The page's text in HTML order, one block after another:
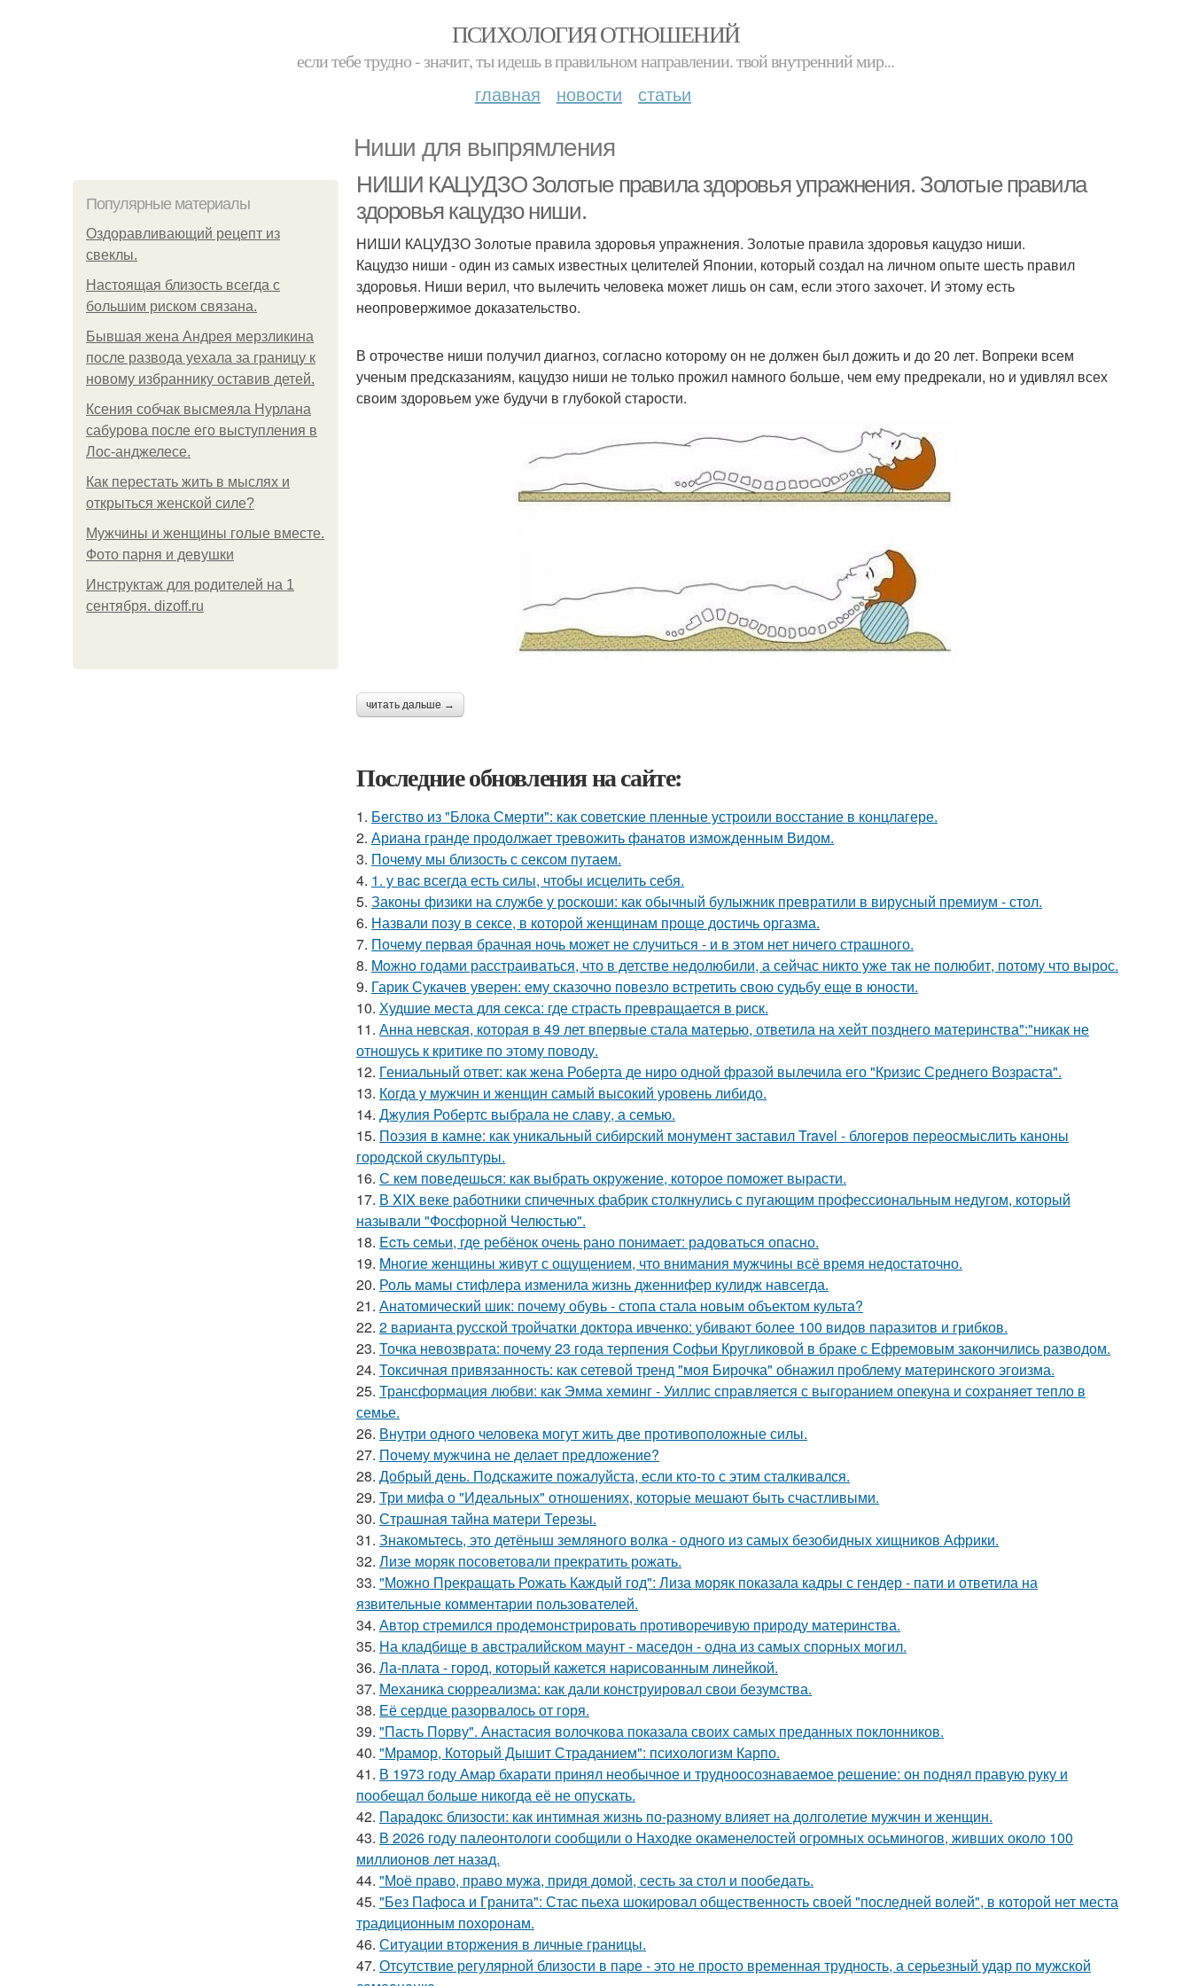
ПСИХОЛОГИЯ ОТНОШЕНИЙ
если тебе трудно - значит, ты идешь в правильном направлении. твой внутренний мир...
главная новости статьи
Ниши для выпрямления
Популярные материалы
Оздоравливающий рецепт из
свеклы.
Hacтоящая близость всегда с
большим риском связана.
Бывшая жена Андрея мерзликина
после развода уехала за границу к
новому избраннику оставив детей.
Ксения собчак высмеяла Нурлана
сабурова после его выступления в
Лос-анджелесе.
Как перестать жить в мыслях и
открыться женской силе?
Мужчины и женщины голые вместе.
Фото парня и девушки
Инструктаж для родителей на 1
сентября. dizoff.ru
НИШИ КАЦУДЗО Золотые правила здоровья упражнения. Золотые правила
здоровья кацудзо ниши.
НИШИ КАЦУДЗО Золотые правила здоровья упражнения. Золотые правила здоровья кацудзо ниши.
Кацудзо ниши - один из самых известных целителей Японии, который создал на личном опыте шесть правил
здоровья. Ниши верил, что вылечить человека может лишь он сам, если этого захочет. И этому есть
неопровержимое доказательство.
В отрочестве ниши получил диагноз, согласно которому он не должен был дожить и до 20 лет. Вопреки всем
ученым предсказаниям, кацудзо ниши не только прожил намного больше, чем ему предрекали, но и удивлял всех
своим здоровьем уже будучи в глубокой старости.
читать дальше →
Последние обновления на сайте:
1. Бегство из "Блока Смерти": как советские пленные устроили восстание в концлагере.
2. Ариана гранде продолжает тревожить фанатов изможденным Видом.
3. Почему мы близость с сексом путаем.
4. 1. у вac всегда есть силы, чтобы исцелить себя.
5. Законы физики на службе у роскоши: как обычный булыжник превратили в вирусный премиум - стол.
6. Назвали позу в сексе, в которой женщинам проще достичь оргазма.
7. Почему первая брачная ночь может не случиться - и в этом нет ничего страшного.
8. Moжнo годами расстраиваться, что в детстве недолюбили, а сейчас никто уже так не полюбит, потому что вырос.
9. Гарик Сукачев уверен: ему сказочно повезло встретить свою судьбу еще в юности.
10. Худшие места для секса: где страсть превращается в риск.
11. Анна невская, которая в 49 лет впервые стала матерью, ответила на хейт позднего материнства":"никак не
отношусь к критике по этому поводу.
12. Гениальный ответ: как жена Роберта де ниро одной фразой вылечила его "Кризис Среднего Возраста".
13. Когда у мужчин и женщин самый высокий уровень либидо.
14. Джулия Робертс выбрала не славу, а семью.
15. Поэзия в камне: как уникальный сибирский монумент заставил Travel - блогеров переосмыслить каноны
городской скульптуры.
16. С кем поведешься: как выбрать окружение, которое поможет вырасти.
17. В XIX веке работники спичечных фабрик столкнулись с пугающим профессиональным недугом, который
называли "Фосфорной Челюстью".
18. Ecть семьи, где ребёнок очень рано понимает: радоваться опасно.
19. Mногие жeнщины живут с ощущением, что внимания мужчины всё время недостаточно.
20. Роль мамы стифлера изменила жизнь дженнифер кулидж навсегда.
21. Анатомический шик: почему обувь - стопа стала новым объектом культа?
22. 2 варианта русской тройчатки доктора ивченко: убивают более 100 видов паразитов и грибков.
23. Точка невозврата: почему 23 года терпения Софьи Кругликовой в браке с Ефремовым закончились разводом.
24. Токсичная привязанность: как сетевой тренд "моя Бирочка" обнажил проблему материнского эгоизма.
25. Трансформация любви: как Эмма хеминг - Уиллис справляется с выгоранием опекуна и сохраняет тепло в
семье.
26. Внутри одного человека могут жить две противоположные силы.
27. Почему мужчина не делает предложение?
28. Добрый день. Подскaжите пожалуйста, если кто-то с этим сталкивался.
29. Три мифа о "Идеальных" отношениях, которые мешают быть счастливыми.
30. Страшная тайна матери Терезы.
31. Знакомьтесь, это детёныш земляного волка - одного из самых безобидных хищников Африки.
32. Лизе моряк посоветовали прекратить рожать.
33. "Можно Прекращать Рожать Каждый год": Лиза моряк показала кадры с гендер - пати и ответила на
язвительные комментарии пользователей.
34. Автор стремился продемонстрировать противоречивую природу материнства.
35. На кладбище в австpалийском маунт - маседон - одна из самых спopных могил.
36. Ла-плата - город, который кажется нарисованным линейкой.
37. Механика сюрреализма: как дали конструировал свои безумства.
38. Её сердце разорвалось от горя.
39. "Пасть Порву". Анастасия волочкова показала своих самых преданных поклонников.
40. "Мрамор, Который Дышит Страданием": психологизм Карпо.
41. В 1973 году Амар бхарати принял необычное и трудноосознаваемое решение: он поднял правую руку и
пообещал больше никогда её не опускать.
42. Парадокс близости: как интимная жизнь по-разному влияет на долголетие мужчин и женщин.
43. В 2026 году палеонтологи сообщили о Находке окаменелостей огромных осьминогов, живших около 100
миллионов лет назад.
44. "Моё право, право мужа, придя домой, сесть за стол и пообедать.
45. "Без Пафоса и Гранита": Стас пьеха шокировал общественность своей "последней волей", в которой нет места
традиционным похоронам.
46. Ситуации вторжения в личные границы.
47. Отсутствие регулярной близости в паре - это не просто временная трудность, а серьезный удар по мужской